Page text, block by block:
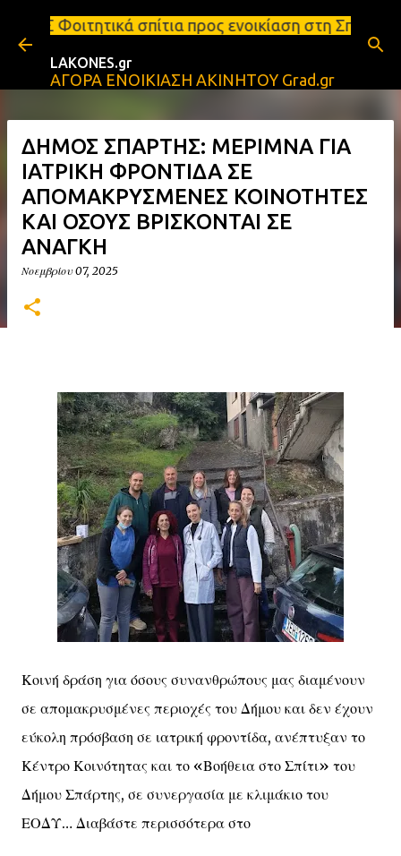
Μετάβαση στο κύριο περιεχόμενο
προς ενοικίαση στη Σπάρτη Ενοικιάσεις
LAKONES.gr
ΑΓΟΡΑ ΕΝΟΙΚΙΑΣΗ ΑΚΙΝΗΤΟΥ Grad.gr
ΔΗΜΟΣ ΣΠΑΡΤΗΣ: ΜΕΡΙΜΝΑ ΓΙΑ
ΙΑΤΡΙΚΗ ΦΡΟΝΤΙΔΑ ΣΕ
ΑΠΟΜΑΚΡΥΣΜΕΝΕΣ ΚΟΙΝΟΤΗΤΕΣ
ΚΑΙ ΟΣΟΥΣ ΒΡΙΣΚΟΝΤΑΙ ΣΕ
ΑΝΑΓΚΗ
Νοεμβρίου 07, 2025
Κοινή δράση για όσους συνανθρώπους μας διαμένουν
σε απομακρυσμένες περιοχές του Δήμου και δεν έχουν
εύκολη πρόσβαση σε ιατρική φροντίδα, ανέπτυξαν το
Κέντρο Κοινότητας και το «Βοήθεια στο Σπίτι» του
Δήμου Σπάρτης, σε συνεργασία με κλιμάκιο του
ΕΟΔΥ… Διαβάστε περισσότερα στο